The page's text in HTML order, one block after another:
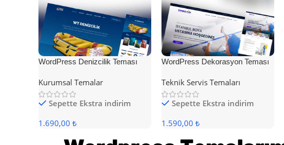
WordPress Denizcilik Teması
Kurumsal Temalar
Sepette Ekstra indirim
1.690,00 ₺
WordPress Dekorasyon Teması
Teknik Servis Temaları
Sepette Ekstra indirim
1.590,00 ₺